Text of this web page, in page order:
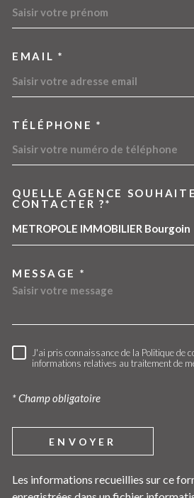
EMAIL *
TÉLÉPHONE *
QUELLE AGENCE
CONTACTER ?*
METROPOLE IMMOBILIER Bourgoin
MESSAGE *
J'ai pris connaissance de la Politique de
informations relatives au traitement de
* Champ obligatoire
ENVOYER
Les informations recueillies sur ce